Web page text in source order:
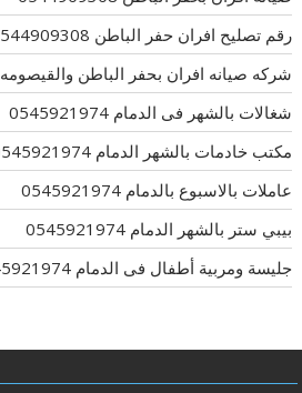
رقم تصليح افران حفر الباطن 0544909308
شركه صيانه افران بحفر الباطن والقيصومه 0544909308
شغالات بالشهر فى الدمام 0545921974
مكتب خادمات بالشهر الدمام 0545921974
عاملات بالاسبوع بالدمام 0545921974
بيبي ستر بالشهر الدمام 0545921974
جليسة ومربية أطفال فى الدمام 0545921974